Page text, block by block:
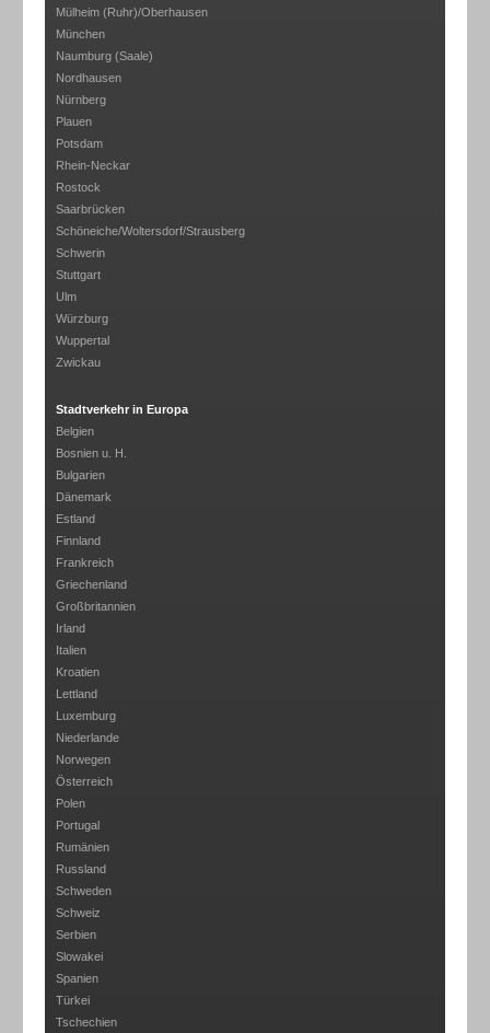
Mülheim (Ruhr)/Oberhausen
München
Naumburg (Saale)
Nordhausen
Nürnberg
Plauen
Potsdam
Rhein-Neckar
Rostock
Saarbrücken
Schöneiche/Woltersdorf/Strausberg
Schwerin
Stuttgart
Ulm
Würzburg
Wuppertal
Zwickau
Stadtverkehr in Europa
Belgien
Bosnien u. H.
Bulgarien
Dänemark
Estland
Finnland
Frankreich
Griechenland
Großbritannien
Irland
Italien
Kroatien
Lettland
Luxemburg
Niederlande
Norwegen
Österreich
Polen
Portugal
Rumänien
Russland
Schweden
Schweiz
Serbien
Slowakei
Spanien
Türkei
Tschechien